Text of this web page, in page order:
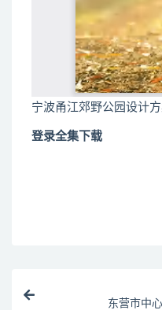
宁波甬江郊野公园设计
登录全集下载
东营市中